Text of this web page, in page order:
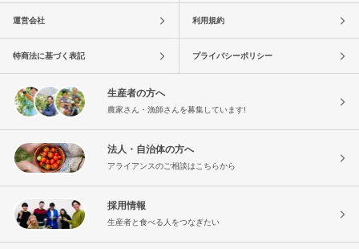
運営会社 利用規約
特商法に基づく表記 プライバシーポリシー
生産者の方へ
農家さん・漁師さんを募集しています!
法人・自治体の方へ
アライアンスのご相談はこちらから
採用情報
生産者と食べる人をつなぎたい